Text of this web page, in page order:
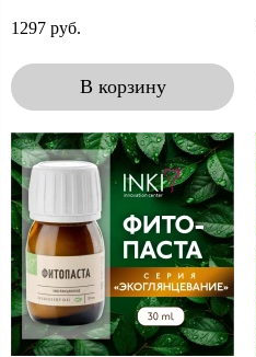
1297 руб.
В корзину